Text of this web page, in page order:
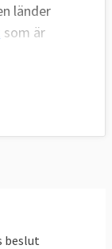
länder
som är
titeln
beslut